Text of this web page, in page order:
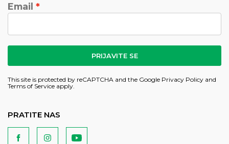
Email
PRIJAVITE SE
This site is protected by reCAPTCHA and the Google Privacy Policy and
Terms of Service apply.
PRATITE NAS